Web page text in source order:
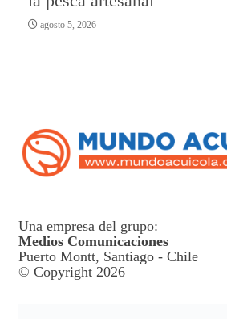
agosto 5, 2026
Una empresa del grupo:
Medios Comunicaciones
Puerto Montt, Santiago - Chile
© Copyright 2026